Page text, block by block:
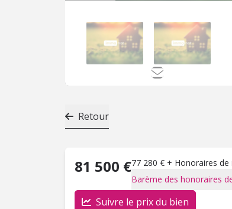
Retour
81 500 €77 280 € + Honoraires
Barème des honoraires
Suivre le prix du bien